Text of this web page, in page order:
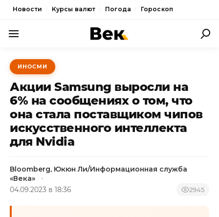
Новости Курсы валют Погода Гороскоп
ПОЛИТИКА
ЭКОНОМИКА
ОБЩЕСТВО
СПОРТ
КУЛЬТУРА
ИНОСМИ
Акции Samsung выросли на
6% на сообщениях о том, что
она стала поставщиком чипов
искусственного интеллекта
для Nvidia
Bloomberg, Юкюн Ли/Информационная служба
«Века»
04.09.2023 в 18:36
2945